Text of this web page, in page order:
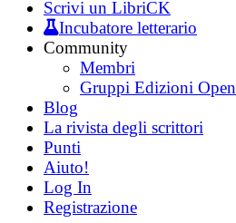
Scrivi un LibriCK
Incubatore letterario
Community
Membri
Gruppi Edizioni Open
Blog
La rivista degli scrittori
Punti
Aiuto!
Log In
Registrazione